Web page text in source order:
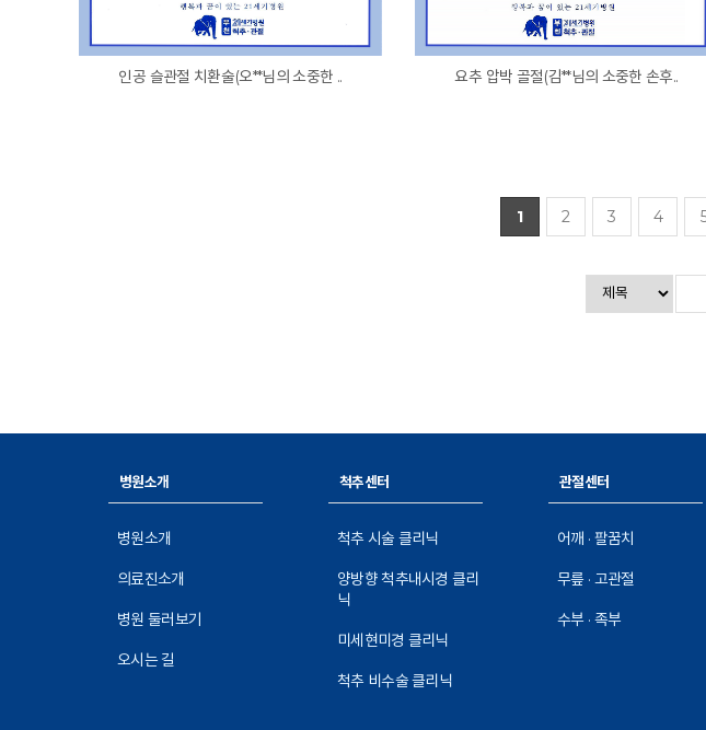
인공 슬관절 치환술(오**님의 소중한 .. 요추 압박 골절(김**님의 소중한 손후..
1 2 3 4
병원소개
병원소개
의료진소개
병원 둘러보기
오시는 길
척추센터
척추 시술 클리닉
양방향 척추내시경 클리
닉
미세현미경 클리닉
척추 비수술 클리닉
관절센터
어깨 · 팔꿈치
무릎 · 고관절
수부 · 족부